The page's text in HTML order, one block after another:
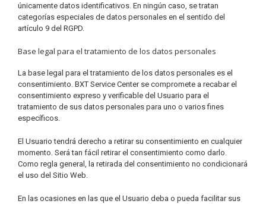
únicamente datos identificativos. En ningún caso, se tratan
categorías especiales de datos personales en el sentido del
artículo 9 del RGPD.
Base legal para el tratamiento de los datos personales
La base legal para el tratamiento de los datos personales es el
consentimiento. BXT Service Center se compromete a recabar el
consentimiento expreso y verificable del Usuario para el
tratamiento de sus datos personales para uno o varios fines
específicos.
El Usuario tendrá derecho a retirar su consentimiento en cualquier
momento. Será tan fácil retirar el consentimiento como darlo.
Como regla general, la retirada del consentimiento no condicionará
el uso del Sitio Web.
En las ocasiones en las que el Usuario deba o pueda facilitar sus